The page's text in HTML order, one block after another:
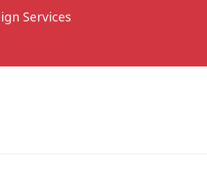
Services